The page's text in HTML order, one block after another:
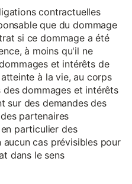
contractuelles
que du dommage
si ce dommage a été
à moins qu'il ne
et intérêts de
à la vie, au corps
des dommages et intérêts
sur des demandes des
partenaires
particulier des
cas prévisibles pour
dans le sens